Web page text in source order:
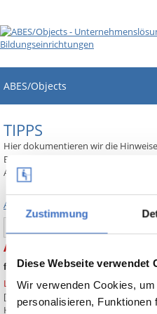
Zustimmung
Diese Webseite verwendet
Wir verwenden Cookies,
personalisieren, Funktionen
ABES/Objects
TIPPS
Hier dokumentieren wir die
Bedienung von ABES/Objects, die
Anwendern und Multiplikatoren
Alle Tipps anzeigen
ABES-Tipp Nr. 23
für Word-Dokumente und Berichte
Link zum Handbuch
[Ein Klick auf die Überschrift oben
Handbuchauszug]